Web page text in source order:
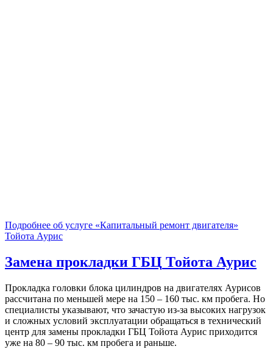
Подробнее об услуге «Капитальный ремонт двигателя»
Тойота Аурис
Замена прокладки ГБЦ Тойота Аурис
Прокладка головки блока цилиндров на двигателях Аурисов
рассчитана по меньшей мере на 150 – 160 тыс. км пробега. Но
специалисты указывают, что зачастую из-за высоких нагрузок
и сложных условий эксплуатации обращаться в технический
центр для замены прокладки ГБЦ Тойота Аурис приходится
уже на 80 – 90 тыс. км пробега и раньше.